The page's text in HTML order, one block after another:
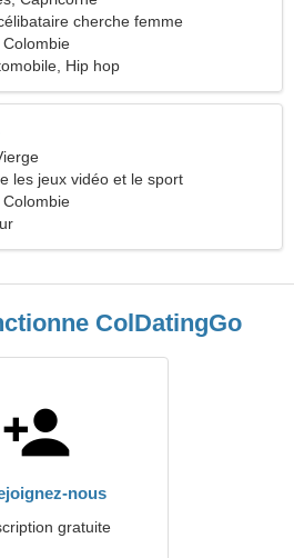
cherche femme
Hip hop
les jeux vidéo et le sport
ColDatingGo
nous
gratuite